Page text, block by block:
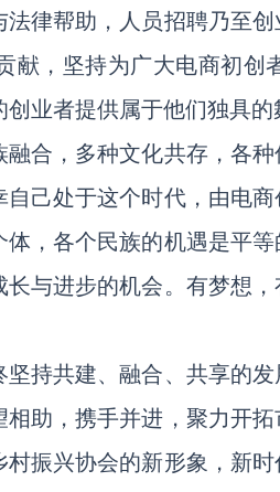
律帮助，人员招聘乃至
献，坚持为广大电商初创
业者提供属于他们独具的
合，多种文化共存，各
己处于这个时代，由电
，各个民族的机遇是平
与进步的机会。有梦想
持共建、融合、共享的
助，携手并进，聚力开
振兴协会的新形象，新